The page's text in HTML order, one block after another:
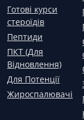
Готові курси
стероїдів
Пептиди
ПКТ (Для
Відновлення)
Для Потенції
Жироспалювачі